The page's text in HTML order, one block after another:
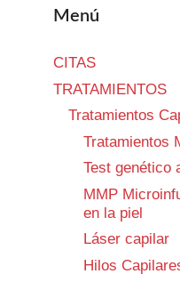
Menú
CITAS
TRATAMIENTOS
Tratamientos
Tratamientos
Test genético
MMP
en la piel
Láser capilar
Hilos